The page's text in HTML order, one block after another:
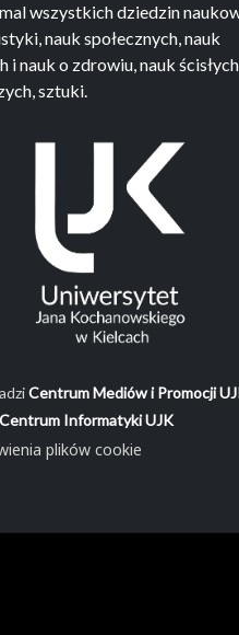
wszystkich dziedzin
nauk społecznych, nauk
i nauk o zdrowiu, nauk
sztuki.
Centrum Mediów i Promocji
Centrum Informatyki UJK
plików cookie